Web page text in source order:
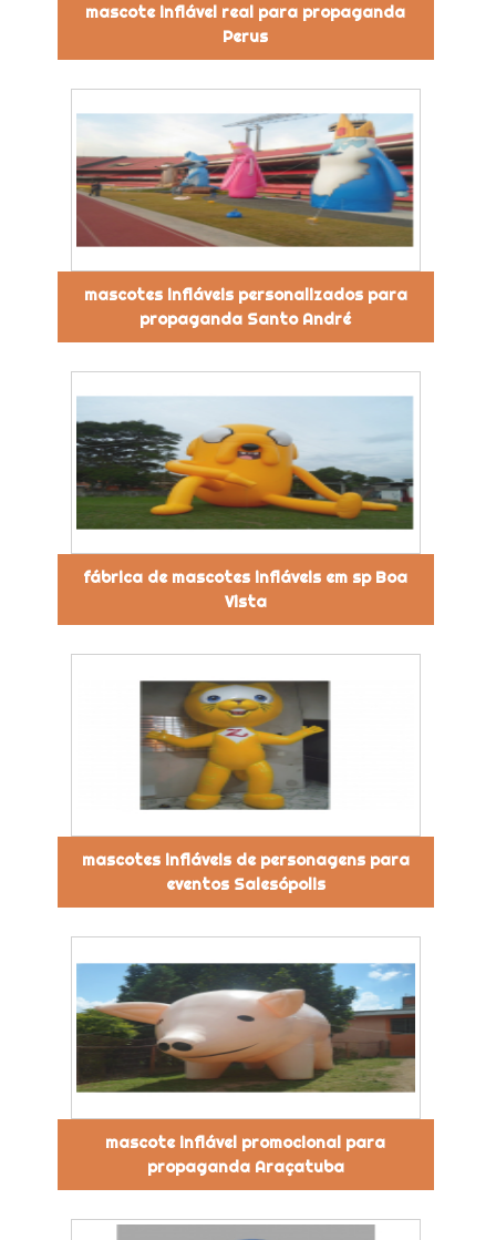
mascote inflável real para propaganda
Perus
mascotes infláveis personalizados para
propaganda Santo André
fábrica de mascotes infláveis em sp Boa
Vista
mascotes infláveis de personagens para
eventos Salesópolis
mascote inflável promocional para
propaganda Araçatuba